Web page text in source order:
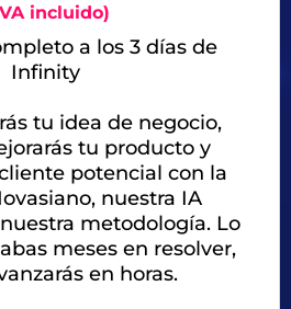
incluido)
a los 3 días de
Infinity
tu idea de negocio,
tu producto y
potencial con la
nuestra IA
metodología. Lo
meses en resolver,
en horas.